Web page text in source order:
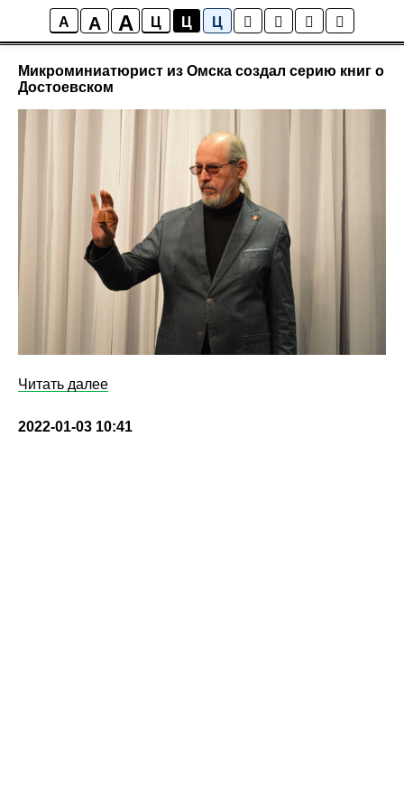
A A A Ц Ц Ц
СМИ о нас
Микроминиатюрист из Омска создал серию книг о
Достоевском
Читать далее
2022-01-03 10:41